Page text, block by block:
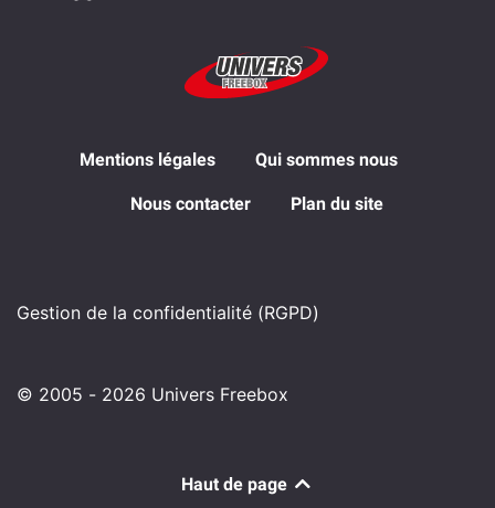
Mentions légales Qui sommes nous
Nous contacter Plan du site
Gestion de la confidentialité (RGPD)
© 2005 - 2026 Univers Freebox
Haut de page